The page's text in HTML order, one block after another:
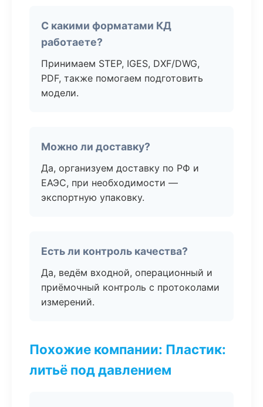
С какими форматами КД
работаете?
Принимаем STEP, IGES, DXF/DWG,
PDF, также помогаем подготовить
модели.
Можно ли доставку?
Да, организуем доставку по РФ и
ЕАЭС, при необходимости —
экспортную упаковку.
Есть ли контроль качества?
Да, ведём входной, операционный и
приёмочный контроль с протоколами
измерений.
Похожие компании: Пластик:
литьё под давлением